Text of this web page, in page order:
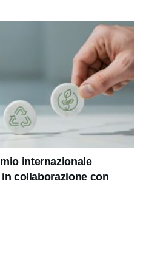
internazionale
collaborazione con